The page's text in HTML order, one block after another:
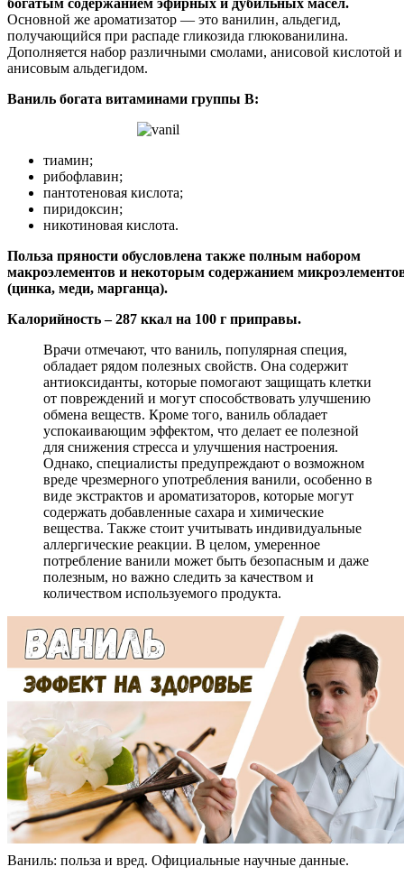
Основной же ароматизатор — это ванилин, альдегид,
получающийся при распаде гликозида глюкованилина.
Дополняется набор различными смолами, анисовой кислотой и
анисовым альдегидом.
Ваниль богата витаминами группы B:
тиамин;
рибофлавин;
пантотеновая кислота;
пиридоксин;
никотиновая кислота.
Польза пряности обусловлена также полным набором
макроэлементов и некоторым содержанием
(цинка, меди, марганца).
Калорийность – 287 ккал на 100 г приправы.
Врачи отмечают, что ваниль, популярная специя,
обладает рядом полезных свойств. Она содержит
антиоксиданты, которые помогают защищать клетки
от повреждений и могут способствовать улучшению
обмена веществ. Кроме того, ваниль обладает
успокаивающим эффектом, что делает ее полезной
для снижения стресса и улучшения настроения.
Однако, специалисты предупреждают о возможном
вреде чрезмерного употребления ванили, особенно в
виде экстрактов и ароматизаторов, которые могут
содержать добавленные сахара и химические
вещества. Также стоит учитывать индивидуальные
аллергические реакции. В целом, умеренное
потребление ванили может быть безопасным и даже
полезным, но важно следить за качеством и
количеством используемого продукта.
Ваниль: польза и вред. Официальные научные данные.